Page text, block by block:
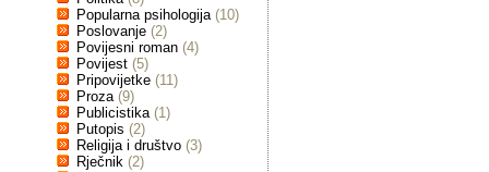
Popularna psihologija (10)
Poslovanje (2)
Povijesni roman (4)
Povijest (5)
Pripovijetke (11)
Proza (9)
Publicistika (1)
Putopis (2)
Religija i društvo (3)
Rječnik (2)